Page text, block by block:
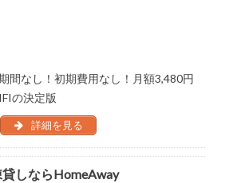
間なし！初期費用なし！月額3,480円
の決定版
詳細を見る
しならHomeAway